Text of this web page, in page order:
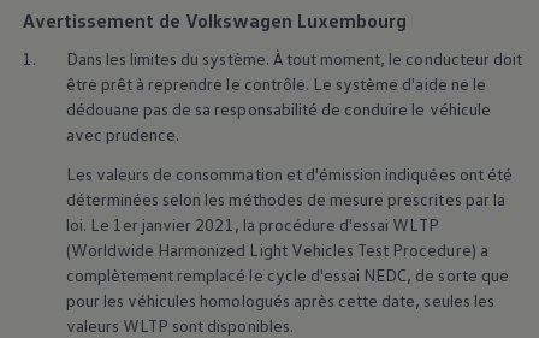
Mises à jour logicielles pour véhicules
-> Rappel de sécurité des airbags Takata
-> Payez votre parking
Innovations Volkswagen
Options numériques
Connecter un téléphone mobile au véhicule
Trouver des services pour votre modèle
Mises à jour pour les logiciels, les cartes et la
Applications Volkswagen, connexion et
We Charge
Réseau Volkswagen Luxembourg
Liste des concessionnaires
Recherche de concessionnaire
75 ans de Volkswagen au Luxembourg
Véhicules en stock
Avertissement de Volkswagen Luxembourg
1.
Dans les limites du système. À tout moment, le conducteur doit
être prêt à reprendre le contrôle. Le système d'aide ne le
dédouane pas de sa responsabilité de conduire le véhicule
avec prudence.
Les valeurs de consommation et d'émission indiquées ont été
déterminées selon les méthodes de mesure prescrites par la
loi. Le 1er janvier 2021, la procédure d'essai WLTP
(Worldwide Harmonized Light Vehicles Test Procedure) a
complètement remplacé le cycle d'essai NEDC, de sorte que
pour les véhicules homologués après cette date, seules les
valeurs WLTP sont disponibles.